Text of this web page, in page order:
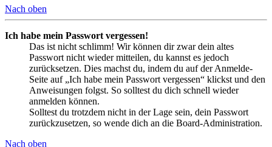
Nach oben
Ich habe mein Passwort vergessen!
Das ist nicht schlimm! Wir können dir zwar dein altes
Passwort nicht wieder mitteilen, du kannst es jedoch
zurücksetzen. Dies machst du, indem du auf der Anmelde-
Seite auf „Ich habe mein Passwort vergessen“ klickst und den
Anweisungen folgst. So solltest du dich schnell wieder
anmelden können.
Solltest du trotzdem nicht in der Lage sein, dein Passwort
zurückzusetzen, so wende dich an die Board-Administration.
Nach oben